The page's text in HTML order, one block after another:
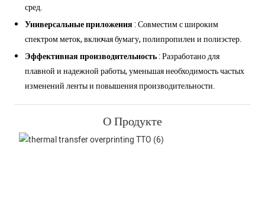
сред.
Универсальные приложения: Совместим с широким
спектром меток, включая бумагу, полипропилен и полиэстер.
Эффективная производительность: Разработано для
плавной и надежной работы, уменьшая необходимость частых
изменений ленты и повышения производительности.
О Продукте